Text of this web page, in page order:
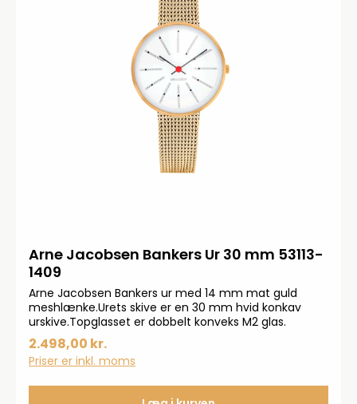
Arne Jacobsen Bankers Ur 30 mm 53113-
1409
Arne Jacobsen Bankers ur med 14 mm mat guld
meshlænke.Urets skive er en 30 mm hvid konkav
urskive.Topglasset er dobbelt konveks M2 glas.
2.498,00 kr.
Priser er inkl. moms